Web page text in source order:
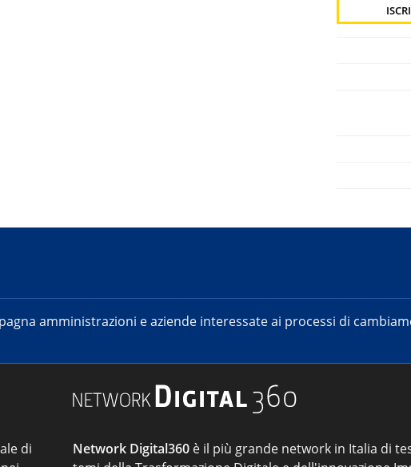
amministrazioni e aziende interessate ai processi di
di
Network Digital360 è il più grande network in Italia di